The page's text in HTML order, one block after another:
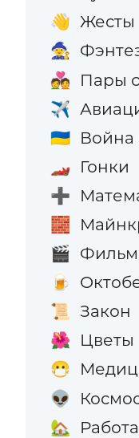
👋 Жесты
🧙
💑 Пары
✈️
🇺🇦 Война
🏎️ Гонки
➕
🧱
🎬 Фильм
🍺
📜 Закон
🌺 Цветы
😷
👽
🏡